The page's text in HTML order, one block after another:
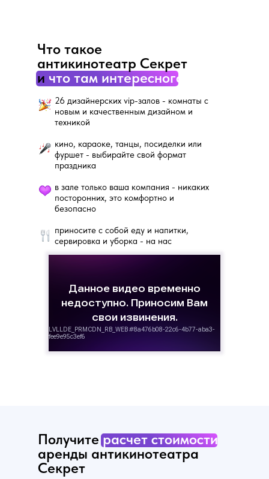
26 дизайнерских vip-залов - комнаты с
новым и качественным дизайном и
техникой
кино, караоке, танцы, посиделки или
фуршет - выбирайте свой формат
праздника
в зале только ваша компания - никаких
посторонних, это комфортно и
безопасно
приносите с собой еду и напитки,
сервировка и уборка - на нас
Что такое
антикинотеатр Секрет
и что там интересного?
Получитерасчет стоимости
аренды антикинотеатра
Секрет